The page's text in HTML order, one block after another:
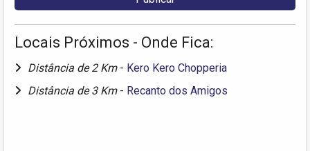
Locais Próximos - Onde Fica:
Distância de 2 Km - Kero Kero Chopperia
Distância de 3 Km - Recanto dos Amigos